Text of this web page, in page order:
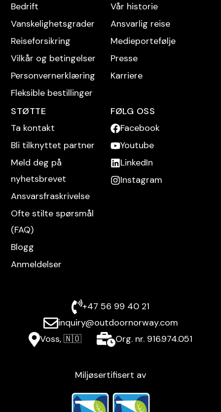
Bedrift
Vanskelighetsgrader
Reise­forsikring
Vilkår og betingelser
Personvern­erklæring
Fleksible bestillinger
Vår historie
Ansvarlig reise
Medieportefølje
Presse
Karriere
STØTTE
Ta kontakt
Bli tilknyttet partner
Meld deg på
nyhetsbrevet
Ansvarsfraskrivelse
Ofte stilte spørsmål
(FAQ)
Blogg
Anmeldelser
FØLG OSS
Facebook
Youtube
LinkedIn
Instagram
+47 56 99 40 21
inquiry@outdoornorway.com
Voss, 🇳🇴
Org. nr. 916.974.051
Miljøsertifisert av